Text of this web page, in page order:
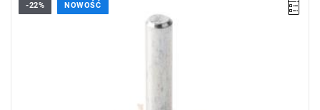
-22% NOWOŚĆ